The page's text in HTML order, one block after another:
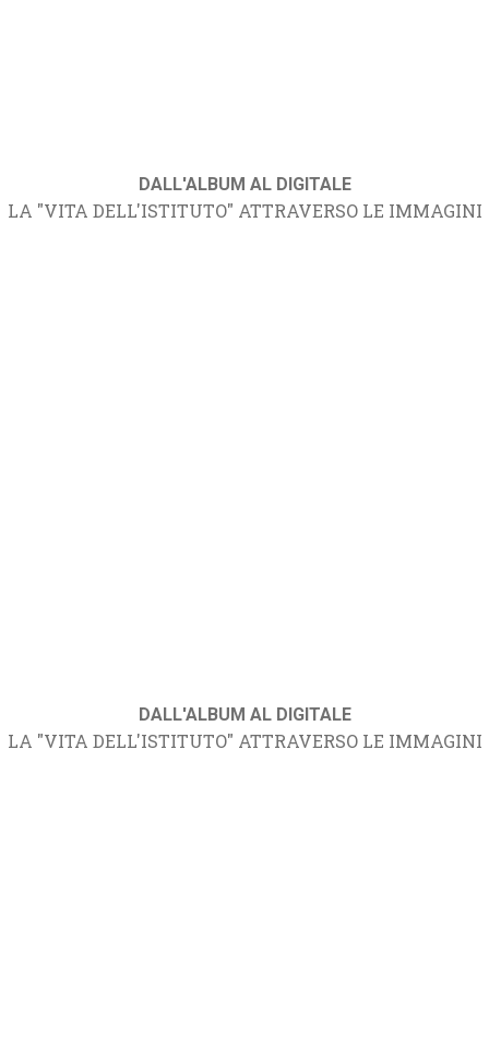
DALL'ALBUM AL DIGITALE
LA "VITA DELL'ISTITUTO" ATTRAVERSO LE IMMAGINI
DALL'ALBUM AL DIGITALE
LA "VITA DELL'ISTITUTO" ATTRAVERSO LE IMMAGINI